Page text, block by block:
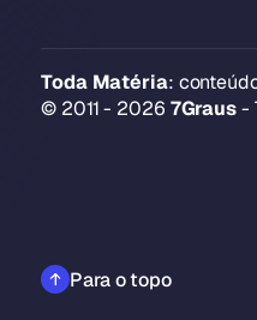
Toda Matéria:
© 2011 - 2026 7Graus-
Para o topo